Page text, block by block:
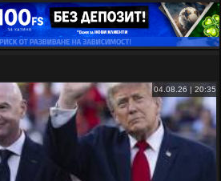
04.08.26 | 20:35